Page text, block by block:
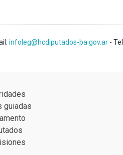
infoleg@hcdiputados-ba.gov.ar -
guiadas